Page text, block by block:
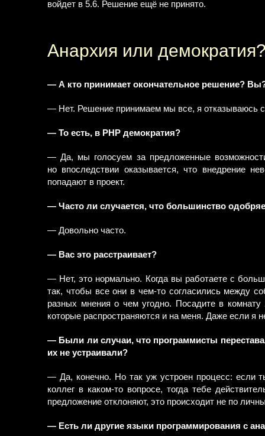
войдет в 5.6. Решение ещё не принято.
Анархия или
— А кто принимает окончательное решение?
— Нет. Решение принимаем мы все, я отказываюсь
— То есть, в PHP демократия?
— Да, мы голосуем за предложенные
но впоследствии оказывается, что внедрение
попадают в проект.
— Часто ли случается, что большинство
— Довольно часто.
— Вас это расстраивает?
— Нет, это нормально. Когда вы работаете с
так, чтобы все они в чем-то согласились между
разных мнения о чем угодно. Посадите в
которые распространяются и на меня. Даже если я
— Были ли случаи, что программисты
их не устраивали?
— Да, конечно. Но так уж устроен процесс: если
коллег в каком-то вопросе, тогда тебе
предложение отклоняют, это происходит не по
— Есть ли другие языки программирования с